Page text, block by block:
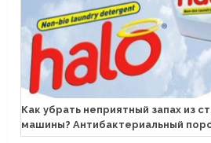
Как убрать неприятный запах из
машины? Антибактериальный